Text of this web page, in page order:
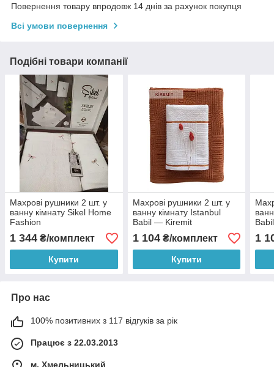
Повернення товару впродовж 14 днів за рахунок покупця
Всі умови повернення
Подібні товари компанії
Махрові рушники 2 шт. у
ванну кімнату Sikel Home
Fashion
1 344 ₴/комплект
Купити
Махрові рушники 2 шт. у
ванну кімнату Istanbul
Babil — Kiremit
1 104₴/комплект
Купити
1
Про нас
100% позитивних з 117 відгуків за рік
Працює з 22.03.2013
м. Хмельницький